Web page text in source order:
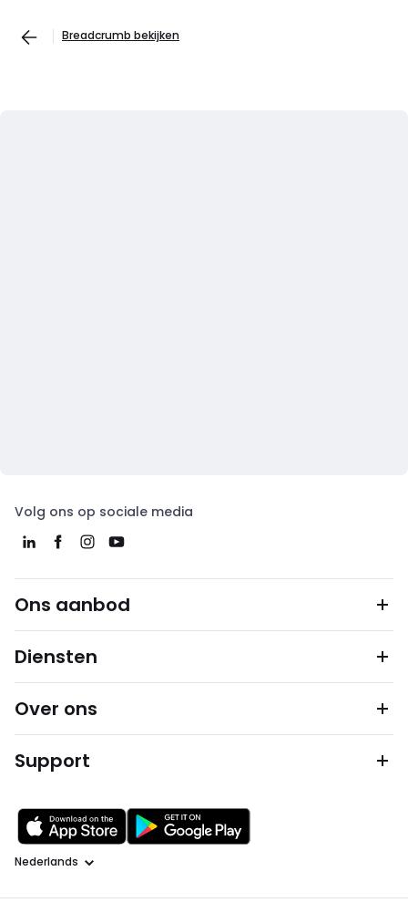
Breadcrumb bekijken
Volg ons op sociale media
Ons aanbod
Diensten
Over ons
Support
Taal